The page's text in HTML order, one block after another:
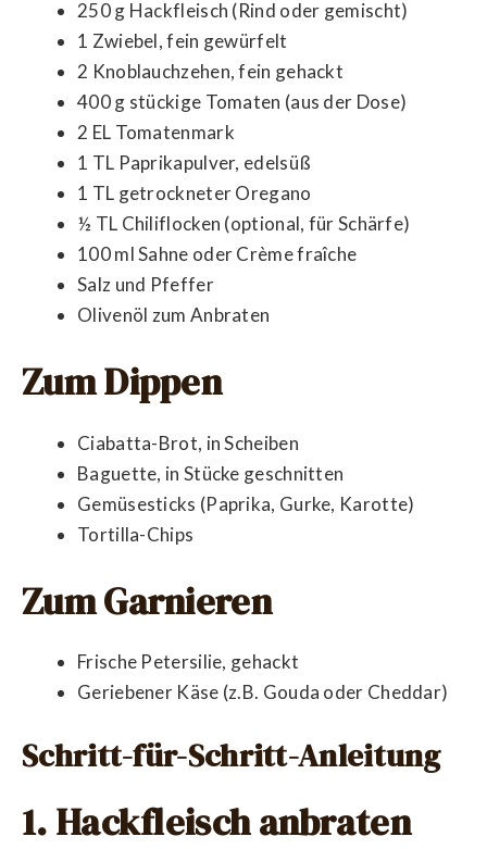
250 g Hackfleisch (Rind oder gemischt)
1 Zwiebel, fein gewürfelt
2 Knoblauchzehen, fein gehackt
400 g stückige Tomaten (aus der Dose)
2 EL Tomatenmark
1 TL Paprikapulver, edelsüß
1 TL getrockneter Oregano
½ TL Chiliflocken (optional, für Schärfe)
100 ml Sahne oder Crème fraîche
Salz und Pfeffer
Olivenöl zum Anbraten
Zum Dippen
Ciabatta-Brot, in Scheiben
Baguette, in Stücke geschnitten
Gemüsesticks (Paprika, Gurke, Karotte)
Tortilla-Chips
Zum Garnieren
Frische Petersilie, gehackt
Geriebener Käse (z.B. Gouda oder Cheddar)
Schritt-für-Schritt-Anleitung
1. Hackfleisch anbraten